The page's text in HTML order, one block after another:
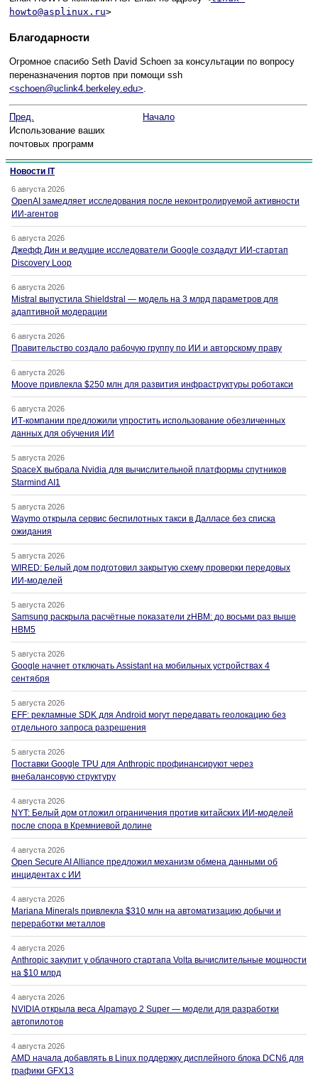
howto@asplinux.ru>
Благодарности
Огромное спасибо Seth David Schoen за консультации по вопросу
переназначения портов при помощи ssh
<schoen@uclink4.berkeley.edu>
Пред.
Начало
Использование ваших
почтовых программ
Новости IT
6 августа 2026
OpenAI замедляет исследования после неконтролируемой активности
ИИ-агентов
6 августа 2026
Джефф Дин и ведущие исследователи Google создадут ИИ-стартап
Discovery Loop
6 августа 2026
Mistral выпустила Shieldstral — модель на 3 млрд параметров для
адаптивной модерации
6 августа 2026
Правительство создало рабочую группу по ИИ и авторскому праву
6 августа 2026
Moove привлекла $250 млн для развития инфраструктуры роботакси
6 августа 2026
ИТ-компании предложили упростить использование обезличенных
данных для обучения ИИ
5 августа 2026
SpaceX выбрала Nvidia для вычислительной платформы спутников
Starmind AI1
5 августа 2026
Waymo открыла сервис беспилотных такси в Далласе без списка
ожидания
5 августа 2026
WIRED: Белый дом подготовил закрытую схему проверки передовых
ИИ-моделей
5 августа 2026
Samsung раскрыла расчётные показатели zHBM: до восьми раз выше
HBM5
5 августа 2026
Google начнет отключать Assistant на мобильных устройствах 4
сентября
5 августа 2026
EFF: рекламные SDK для Android могут передавать геолокацию без
отдельного запроса разрешения
5 августа 2026
Поставки Google TPU для Anthropic профинансируют через
внебалансовую структуру
4 августа 2026
NYT: Белый дом отложил ограничения против китайских ИИ-моделей
после спора в Кремниевой долине
4 августа 2026
Open Secure AI Alliance предложил механизм обмена данными об
инцидентах с ИИ
4 августа 2026
Mariana Minerals привлекла $310 млн на автоматизацию добычи и
переработки металлов
4 августа 2026
Anthropic закупит у облачного стартапа Volta вычислительные мощности
на $10 млрд
4 августа 2026
NVIDIA открыла веса Alpamayo 2 Super — модели для разработки
автопилотов
4 августа 2026
AMD начала добавлять в Linux поддержку дисплейного блока DCN6 для
графики GFX13